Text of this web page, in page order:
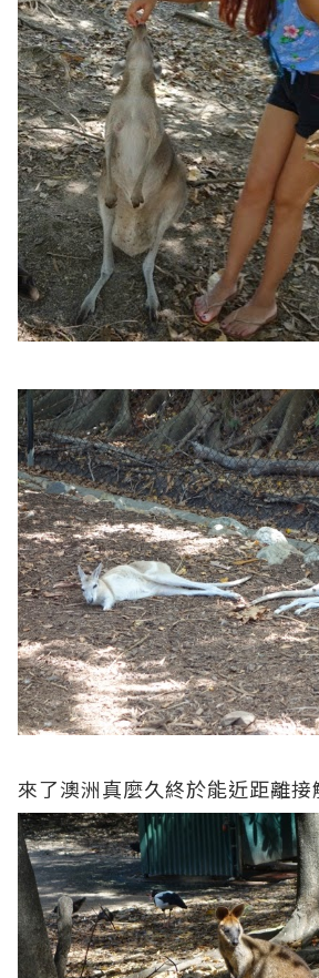
來了澳洲真麼久終於能近距離接